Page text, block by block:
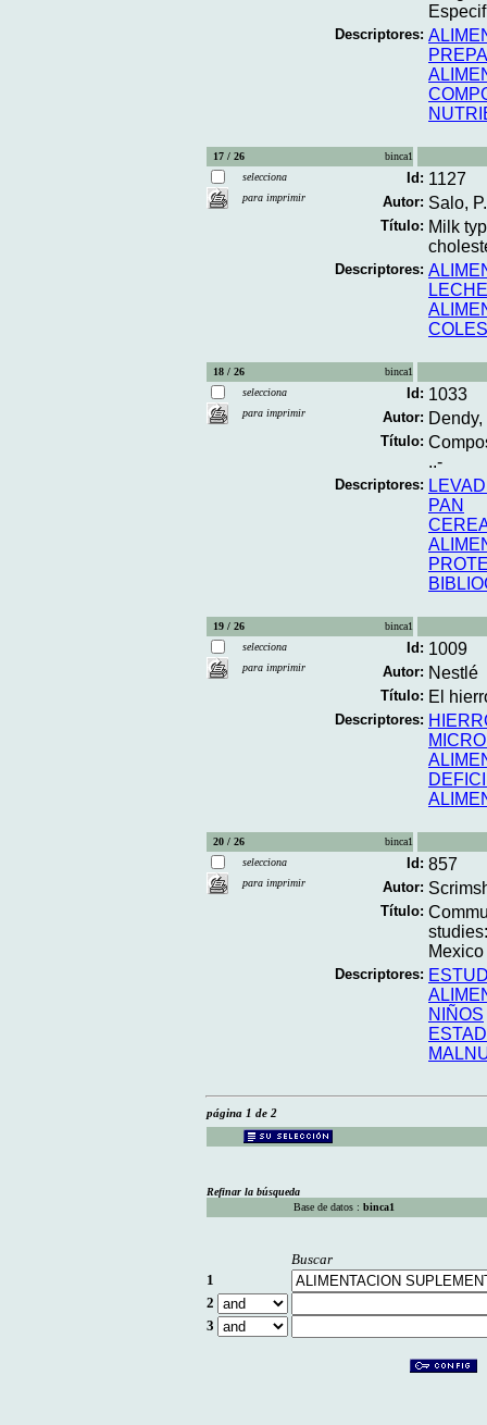
Descriptores:
17 / 26
binca1
selecciona
para imprimir
Id: 1127
Autor: Salo,
Título: Milk
Descriptores:
LECHE
18 / 26
binca1
selecciona
para imprimir
Id: 1033
Autor:
Título:
..-
Descriptores:
PAN
19 / 26
binca1
selecciona
para imprimir
Id: 1009
Autor: Nestlé
Título: El
Descriptores:
20 / 26
binca1
selecciona
para imprimir
Id: 857
Autor:
Título:
Mexico
Descriptores:
NIÑOS
página 1 de 2
Refinar la búsqueda
Base de datos : binca1
Buscar
1
2
3